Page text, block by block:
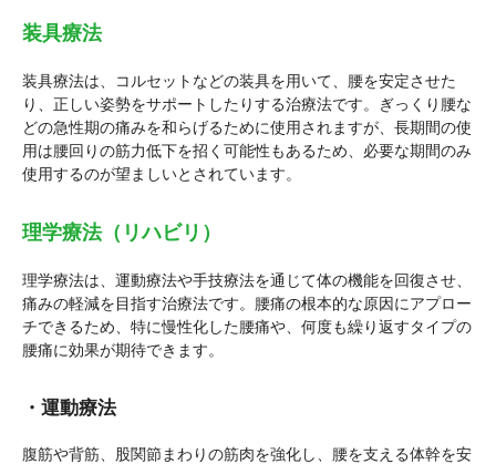
装具療法
装具療法は、コルセットなどの装具を用いて、腰を安定させた
り、正しい姿勢をサポートしたりする治療法です。ぎっくり腰な
どの急性期の痛みを和らげるために使用されますが、長期間の使
用は腰回りの筋力低下を招く可能性もあるため、必要な期間のみ
使用するのが望ましいとされています。
理学療法（リハビリ）
理学療法は、運動療法や手技療法を通じて体の機能を回復させ、
痛みの軽減を目指す治療法です。腰痛の根本的な原因にアプロー
チできるため、特に慢性化した腰痛や、何度も繰り返すタイプの
腰痛に効果が期待できます。
・運動療法
腹筋や背筋、股関節まわりの筋肉を強化し、腰を支える体幹を安